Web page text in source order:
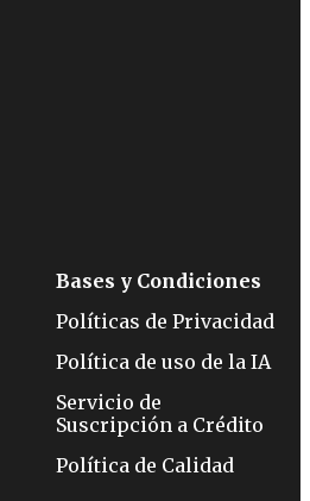
Bases y Condiciones
Políticas de Privacidad
Política de uso de la IA
Servicio de
Suscripción a Crédito
Política de Calidad